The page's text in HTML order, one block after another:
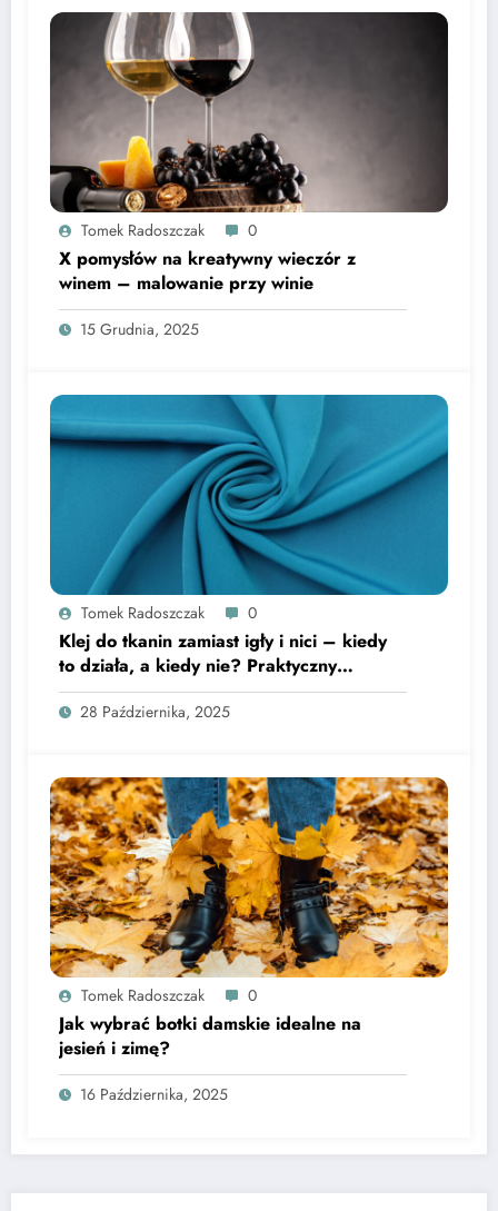
Tomek Radoszczak 0
X pomysłów na kreatywny wieczór z
winem – malowanie przy winie
15 Grudnia, 2025
Tomek Radoszczak 0
Klej do tkanin zamiast igły i nici – kiedy
to działa, a kiedy nie? Praktyczny
poradnik
28 Października, 2025
Tomek Radoszczak 0
Jak wybrać botki damskie idealne na
jesień i zimę?
16 Października, 2025